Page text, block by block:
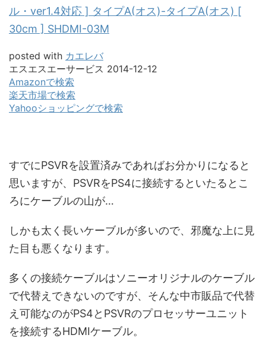
ル・ver1.4対応 ] タイプA(オス)-タイプA(オス) [
30cm ] SHDMI-03M
posted with カエレバ
エスエスエーサービス 2014-12-12
Amazonで検索
楽天市場で検索
Yahooショッピングで検索
すでにPSVRを設置済みであればお分かりになると
思いますが、 PSVRをPS4に接続するといたるとこ
ろにケーブルの山が…
しかも太く長いケーブルが多いので、邪魔な上に見
た目も悪くなります。
多くの接続ケーブルはソニーオリジナルのケーブル
で代替えできないのですが、そんな中市販品で代替
え可能なのがPS4とPSVRのプロセッサーユニット
を接続するHDMIケーブル。